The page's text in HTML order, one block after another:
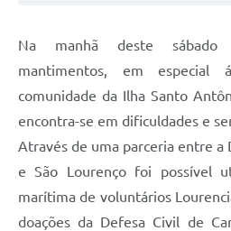
Na manhã deste sábado
mantimentos, em especial
comunidade da Ilha Santo
encontra-se em dificuldades e
Através de uma parceria entre a
e São Lourenço foi possível
marítima de voluntários
doações da Defesa Civil de